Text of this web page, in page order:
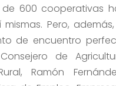
600 cooperativas
Pero,
de encuentro
de
Ramón